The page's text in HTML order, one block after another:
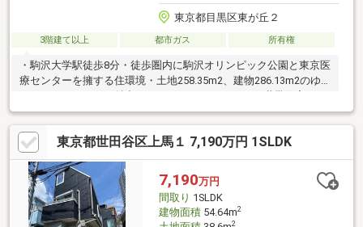
東京都目黒区東が丘２
3階建て以上 都市ガス 所有権
・駒沢大学駅徒歩8分・徒歩圏内に駒沢オリンピック公園と東京医
療センターを擁する住環境・土地258.35m2、建物286.13m2のゆ
て利用可能・このエリアでは供給の少ないスケール感が魅力・大
型住宅や二世帯住宅をお探しの方におすすめです♪
東京都世田谷区上馬１ 7,190万円 1SLDK
7,190万円
間取り 1SLDK
建物面積54.64m2
2